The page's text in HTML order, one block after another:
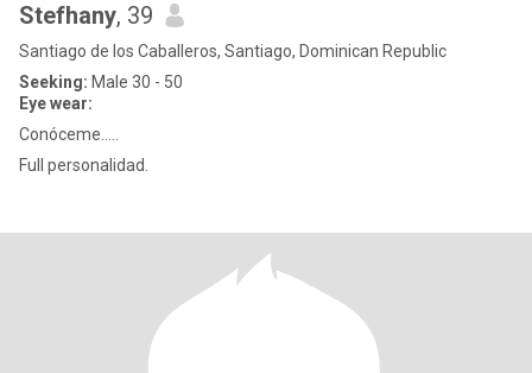
Stefhany, 39
Santiago de los Caballeros, Santiago, Dominican Republic
Seeking: Male 30 - 50
Eye wear:
Conóceme.....
Full personalidad.